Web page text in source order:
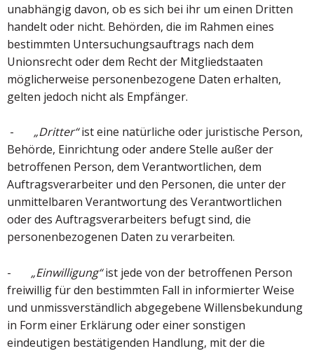
unabhängig davon, ob es sich bei ihr um einen Dritten
handelt oder nicht. Behörden, die im Rahmen eines
bestimmten Untersuchungsauftrags nach dem
Unionsrecht oder dem Recht der Mitgliedstaaten
möglicherweise personenbezogene Daten erhalten,
gelten jedoch nicht als Empfänger.
- „Dritter“ist eine natürliche oder juristische Person,
Behörde, Einrichtung oder andere Stelle außer der
betroffenen Person, dem Verantwortlichen, dem
Auftragsverarbeiter und den Personen, die unter der
unmittelbaren Verantwortung des Verantwortlichen
oder des Auftragsverarbeiters befugt sind, die
personenbezogenen Daten zu verarbeiten.
- „Einwilligung“ist jede von der betroffenen Person
freiwillig für den bestimmten Fall in informierter Weise
und unmissverständlich abgegebene Willensbekundung
in Form einer Erklärung oder einer sonstigen
eindeutigen bestätigenden Handlung, mit der die